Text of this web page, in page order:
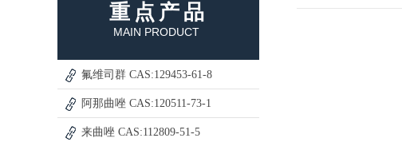
重点产品
MAIN PRODUCT
氟维司群 CAS:129453-61-8
阿那曲唑 CAS:120511-73-1
来曲唑 CAS:112809-51-5